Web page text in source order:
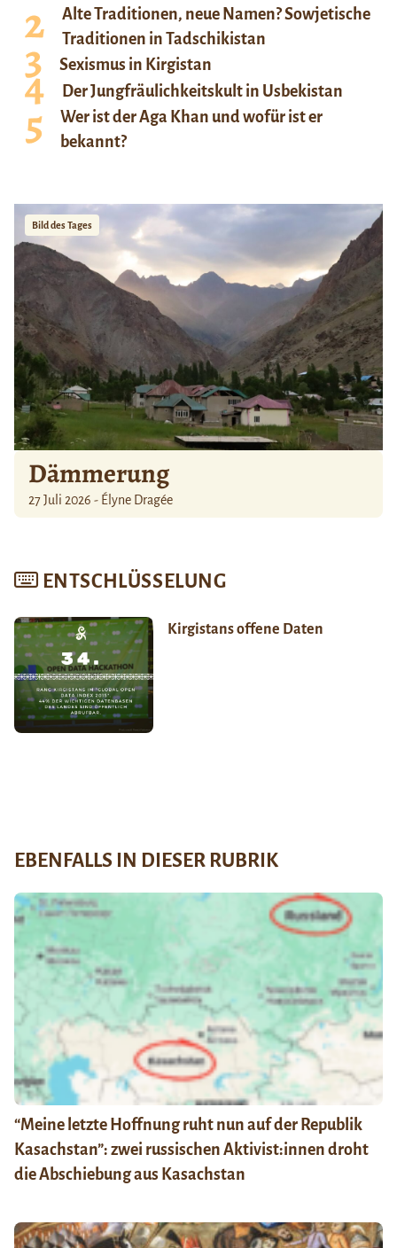
Alte Traditionen, neue Namen? Sowjetische
Traditionen in Tadschikistan
Sexismus in Kirgistan
Der Jungfräulichkeitskult in Usbekistan
Wer ist der Aga Khan und wofür ist er
bekannt?
Bild des Tages
Dämmerung
27 Juli 2026 - Élyne Dragée
ENTSCHLÜSSELUNG
Kirgistans offene Daten
EBENFALLS IN DIESER RUBRIK
“Meine letzte Hoffnung ruht nun auf der Republik
Kasachstan”: zwei russischen Aktivist:innen droht
die Abschiebung aus Kasachstan